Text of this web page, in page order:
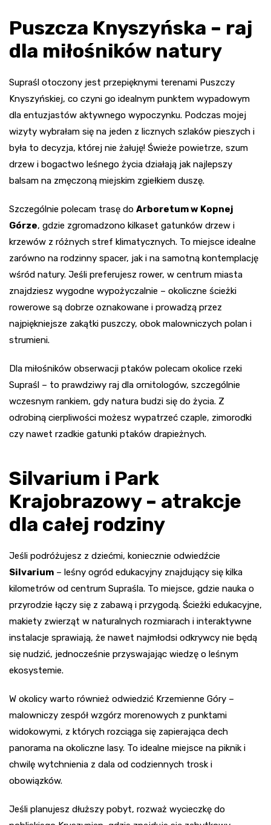
Puszcza Knyszyńska – raj
dla miłośników natury
Supraśl otoczony jest przepięknymi terenami Puszczy
Knyszyńskiej, co czyni go idealnym punktem wypadowym
dla entuzjastów aktywnego wypoczynku. Podczas mojej
wizyty wybrałam się na jeden z licznych szlaków pieszych i
była to decyzja, której nie żałuję! Świeże powietrze, szum
drzew i bogactwo leśnego życia działają jak najlepszy
balsam na zmęczoną miejskim zgiełkiem duszę.
Szczególnie polecam trasę do Arboretum w Kopnej
Górze, gdzie zgromadzono kilkaset gatunków drzew i
krzewów z różnych stref klimatycznych. To miejsce idealne
zarówno na rodzinny spacer, jak i na samotną kontemplację
wśród natury. Jeśli preferujesz rower, w centrum miasta
znajdziesz wygodne wypożyczalnie – okoliczne ścieżki
rowerowe są dobrze oznakowane i prowadzą przez
najpiękniejsze zakątki puszczy, obok malowniczych polan i
strumieni.
Dla miłośników obserwacji ptaków polecam okolice rzeki
Supraśl – to prawdziwy raj dla ornitologów, szczególnie
wczesnym rankiem, gdy natura budzi się do życia. Z
odrobiną cierpliwości możesz wypatrzeć czaple, zimorodki
czy nawet rzadkie gatunki ptaków drapieżnych.
Silvarium i Park
Krajobrazowy – atrakcje
dla całej rodziny
Jeśli podróżujesz z dziećmi, koniecznie odwiedźcie
Silvarium – leśny ogród edukacyjny znajdujący się kilka
kilometrów od centrum Supraśla. To miejsce, gdzie nauka o
przyrodzie łączy się z zabawą i przygodą. Ścieżki edukacyjne,
makiety zwierząt w naturalnych rozmiarach i interaktywne
instalacje sprawiają, że nawet najmłodsi odkrywcy nie będą
się nudzić, jednocześnie przyswajając wiedzę o leśnym
ekosystemie.
W okolicy warto również odwiedzić Krzemienne Góry –
malowniczy zespół wzgórz morenowych z punktami
widokowymi, z których rozciąga się zapierająca dech
panorama na okoliczne lasy. To idealne miejsce na piknik i
chwilę wytchnienia z dala od codziennych trosk i
obowiązków.
Jeśli planujesz dłuższy pobyt, rozważ wycieczkę do